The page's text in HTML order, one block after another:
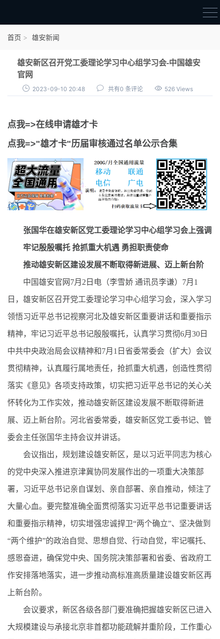
审核通过公示
首页 雄安新闻
雄安新区召开党工委理论学习中心组学习会-中国雄安
官网
2023-09-10 20:48 共有0 条评论 526 Views
点我=>在线申请雄才卡
点我=>"雄才卡"历届审核通过名单公示合集
张国华在雄安新区党工委理论学习中心组学习会上强调
牢记殷殷嘱托 抢抓重大机遇 勇担职责使命
推动雄安新区建设发展不断取得新进展、迈上新台阶
中国雄安官网7月2日电（李雪娇 通讯员李谦）7月1
日，雄安新区召开党工委理论学习中心组学习会，深入学习
领悟习近平总书记视察河北及雄安新区重要讲话和重要指示
精神，牢记习近平总书记殷殷嘱托，认真学习贯彻6月30日
中共中央政治局会议精神和7月1日省委常委会（扩大）会议
贯彻精神，认真履行属地责任，抢抓重大机遇，创造性贯彻
落实《意见》各项支持政策，切实把习近平总书记的关心关
怀转化为工作实效，推动雄安新区建设发展不断取得新进
展、迈上新台阶。河北省委常委，雄安新区党工委书记、管
委会主任张国华主持会议并讲话。
会议指出，规划建设雄安新区，是以习近平同志为核心
的党中央深入推进京津冀协同发展作出的一项重大决策部
署，习近平总书记亲自谋划、亲自部署、亲自推动，倾注了
大量心血。要完整准确全面贯彻落实习近平总书记重要讲话
和重要指示精神，切实增强忠诚捍卫“两个确立”、坚决做到
“两个维护”的政治自觉、思想自觉、行动自觉，牢记嘱托、
感恩奋进，确保党中央、国务院决策部署和省委、省政府工
作安排落地落实，进一步推动高标准高质量建设雄安新区再
上新台阶。
会议要求，新区各级各部门要准确把握雄安新区已进入
大规模建设与承接北京非首都功能疏解并重阶段，工作重心